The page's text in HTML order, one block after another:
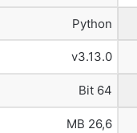
Python
v3.13.0
64 Bit
26,6 MB